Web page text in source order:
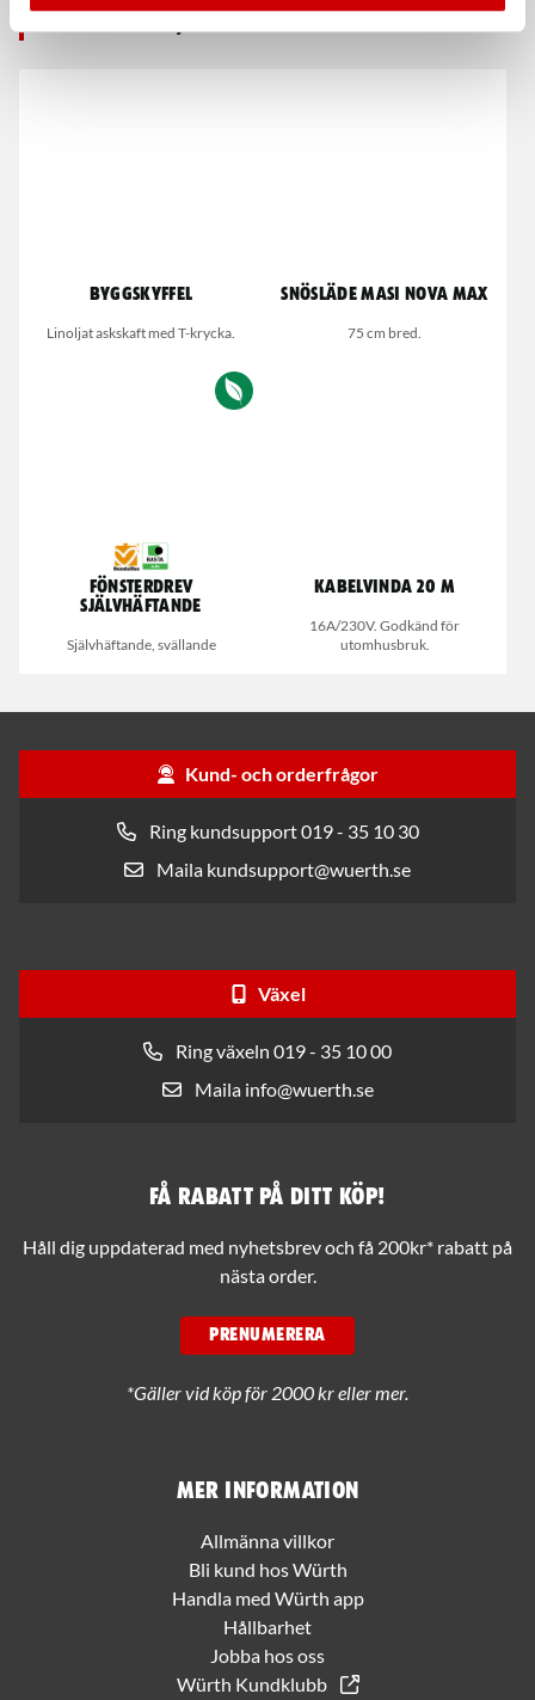
Byggskyffel
Linoljat askskaft med T-krycka.
Snösläde Masi Nova Max
75 cm bred.
Fönsterdrev
Självhäftande
Självhäftande, svällande
Kabelvinda 20 m
16A/230V. Godkänd för
utomhusbruk.
Kund- och orderfrågor
Ring kundsupport 019 - 35 10 30
Maila kundsupport@wuerth.se
Växel
Ring växeln 019 - 35 10 00
Maila info@wuerth.se
Mer information
Allmänna villkor
Bli kund hos Würth
Handla med Würth app
Hållbarhet
Jobba hos oss
Würth Kundklubb
Få rabatt på ditt köp!
Håll dig uppdaterad med nyhetsbrev och få 200kr* rabatt på
nästa order.
PRENUMERERA
*Gäller vid köp för 2000 kr eller mer.